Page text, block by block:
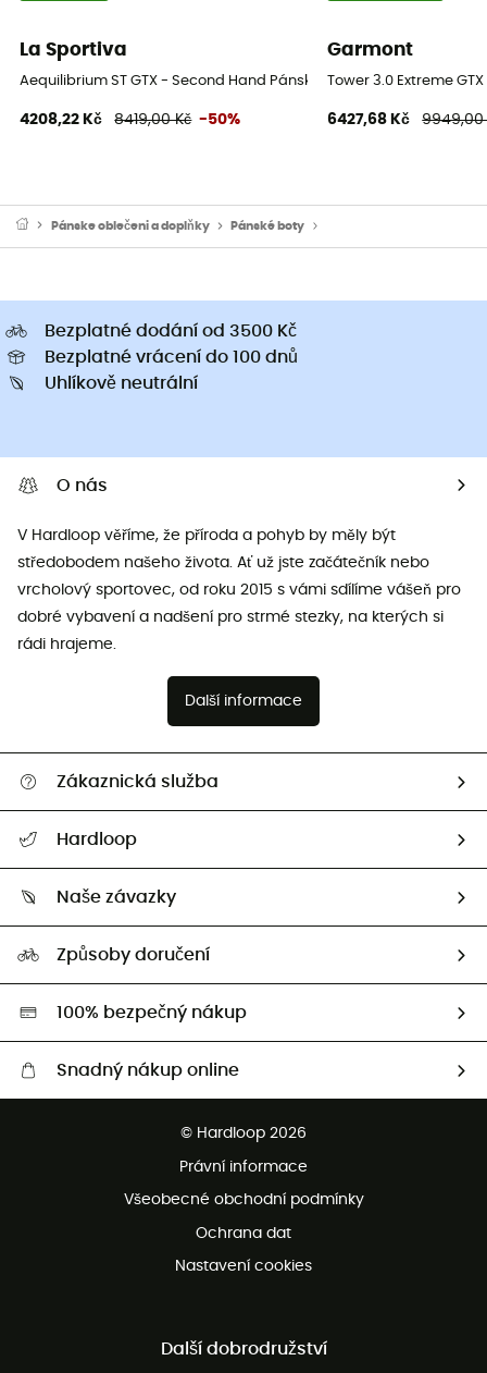
La Sportiva
Aequilibrium ST GTX - Second Hand Pánské horolezecké boty -
4208,22 Kč 8419,00 Kč -50%
Garmont
Tower 3.0 Extreme
6427,68 Kč 9949,00
Pánske oblečeni a doplňky Pánské boty
Bezplatné dodání od 3500 Kč
Bezplatné vrácení do 100 dnů
Uhlíkově neutrální
O nás
V Hardloop věříme, že příroda a pohyb by měly být
středobodem našeho života. Ať už jste začátečník nebo
vrcholový sportovec, od roku 2015 s vámi sdílíme vášeň pro
dobré vybavení a nadšení pro strmé stezky, na kterých si
rádi hrajeme.
Další informace
Zákaznická služba
Vrácení zboží a peněz
Hardloop
Naši Ambasadoři
Naše závazky
HardGreen
Způsoby doručení
100% bezpečný nákup
Snadný nákup online
Bezplatná zákaznická služba
© Hardloop 2026
Právní informace
Všeobecné obchodní podmínky
Ochrana dat
Nastavení cookies
Další dobrodružství